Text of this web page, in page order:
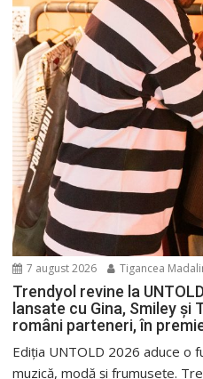
7 august 2026 Tigancea
Trendyol revine la
lansate cu Gina, Smiley și
români parteneri, în
Ediția UNTOLD 2026 aduce o
muzică, modă și frumusețe.